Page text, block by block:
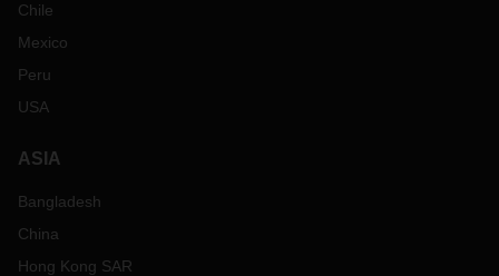
Chile
Mexico
Peru
USA
ASIA
Bangladesh
China
Hong Kong SAR